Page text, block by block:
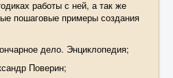
работы с ней, а так же
пошаговые примеры создания
дело. Энциклопедия;
Поверин;